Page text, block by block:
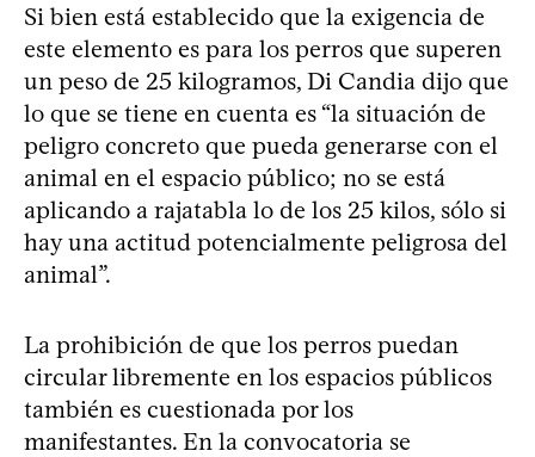
Si bien está establecido que la exigencia de
este elemento es para los perros que superen
un peso de 25 kilogramos, Di Candia dijo que
lo que se tiene en cuenta es “la situación de
peligro concreto que pueda generarse con el
animal en el espacio público; no se está
aplicando a rajatabla lo de los 25 kilos, sólo si
hay una actitud potencialmente peligrosa del
animal”.
La prohibición de que los perros puedan
circular libremente en los espacios públicos
también es cuestionada por los
manifestantes. En la convocatoria se